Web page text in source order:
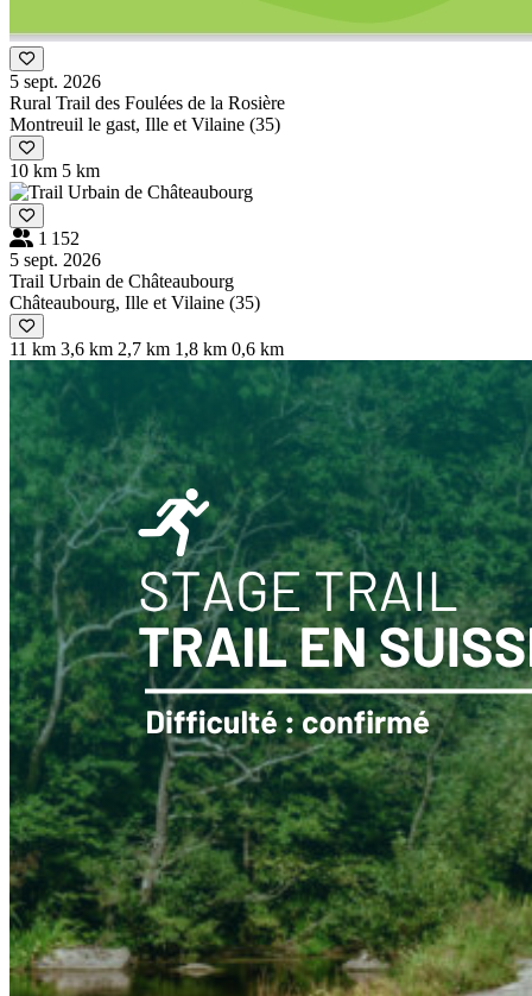
5 sept. 2026
Rural Trail des Foulées de la Rosière
Montreuil le gast, Ille et Vilaine (35)
10 km 5 km
1 152
5 sept. 2026
Trail Urbain de Châteaubourg
Châteaubourg, Ille et Vilaine (35)
11 km 3,6 km 2,7 km 1,8 km 0,6 km